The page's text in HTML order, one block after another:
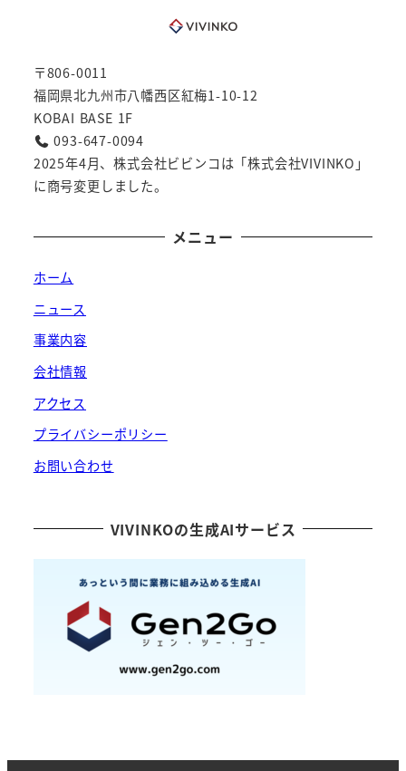
〒806-0011
福岡県北九州市八幡西区紅梅1-10-12
KOBAI BASE 1F
093-647-0094
2025年4月、株式会社ビビンコは「株式会社VIVINKO」
に商号変更しました。
メニュー
ホーム
ニュース
事業内容
会社情報
アクセス
プライバシーポリシー
お問い合わせ
VIVINKOの生成AIサービス